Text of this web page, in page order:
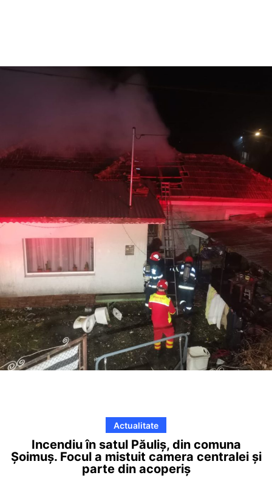
Actualitate
Incendiu în satul Păuliș, din comuna
Șoimuș. Focul a mistuit camera centralei și
parte din acoperiș